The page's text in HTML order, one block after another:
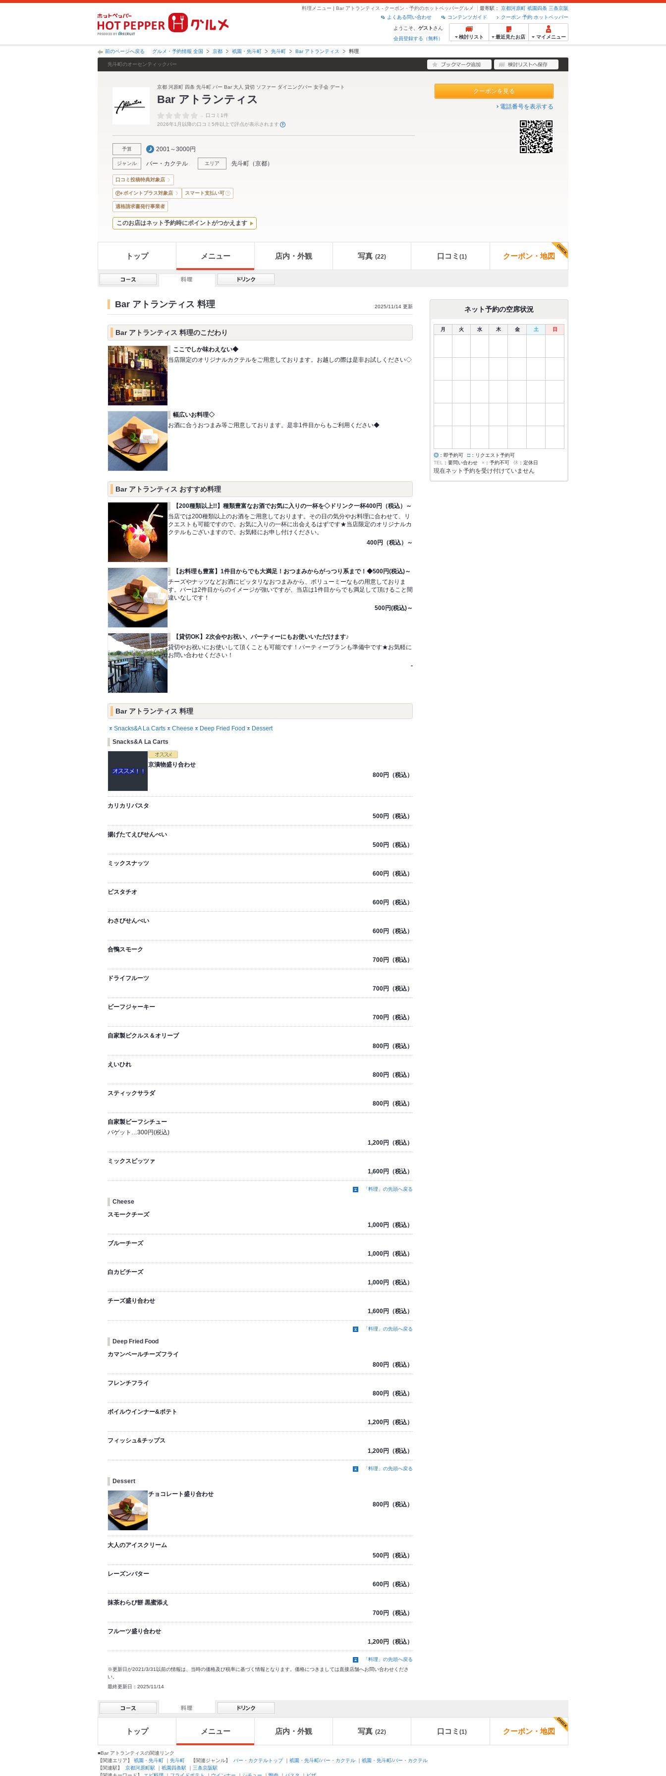
料理メニュー | Bar アトランティス - クーポン・予約のホットペッパーグルメ 最寄駅： 京都河原町 祇園四条 三条京阪
クーポン 予約 ホットペッパー
コンテンツガイド
よくある問い合わせ
ようこそ、 ゲスト さん
会員登録する（無料）
検討リスト 最近見たお店 マイメニュー
前のページへ戻る グルメ・予約情報 全国 京都 祇園・先斗町 先斗町 Bar アトランティス 料理
先斗町のオーセンティックバー
京都 河原町 四条 先斗町 バー Bar 大人 貸切 ソファー ダイニングバー 女子会 デート
Bar アトランティス
-
口コミ1件
2026年1月以降の口コミ5件以上で評点が表示されます
予算 2001～3000円
ジャンル バー・カクテル エリア 先斗町 （京都）
クーポンを見る
電話番号を表示する
口コミ投稿特典対象店
ポイントプラス対象店 スマート支払い可
適格請求書発行事業者
このお店はネット予約時にポイントがつかえます
トップ メニュー 店内・外観 写真 (22) 口コミ (1) クーポン・地図
Bar アトランティス 料理 2025/11/14 更新
Bar アトランティス 料理のこだわり
ここでしか味わえない◆
当店限定のオリジナルカクテルをご用意しております。お越しの際は是非お試しください◇
幅広いお料理◇
お酒に合うおつまみ等ご用意しております。是非1件目からもご利用ください◆
Bar アトランティス おすすめ料理
【200種類以上!!】種類豊富なお酒でお気に入りの一杯を◇ドリンク一杯400円（税込）～
当店では200種類以上のお酒をご用意しております。その日の気分やお料理に合わせて、リ
クエストも可能ですので、お気に入りの一杯に出会えるはずです★当店限定のオリジナルカ
クテルもございますので、お気軽にお申し付けください。
400円（税込）～
【お料理も豊富】1件目からでも大満足！おつまみからがっつり系まで！◆500円(税込)～
チーズやナッツなどお酒にピッタリなおつまみから、ボリューミーなもの用意しておりま
す。バーは2件目からのイメージが強いですが、当店は1件目からでも満足して頂けること間
違いなしです！
500円(税込)～
【貸切OK】2次会やお祝い、パーティーにもお使いいただけます♪
貸切やお祝いにお使いして頂くことも可能です！パーティープランも準備中です★お気軽に
お問い合わせください！
-
Bar アトランティス 料理
Snacks&A La Carts Cheese Deep Fried Food
Dessert
Snacks&A La Carts
京漬物盛り合わせ
800円（税込）
カリカリパスタ
500円（税込）
揚げたてえびせんべい
500円（税込）
ミックスナッツ
600円（税込）
ピスタチオ
600円（税込）
わさびせんべい
600円（税込）
合鴨スモーク
700円（税込）
ドライフルーツ
700円（税込）
ビーフジャーキー
700円（税込）
自家製ピクルス＆オリーブ
800円（税込）
えいひれ
800円（税込）
スティックサラダ
800円（税込）
自家製ビーフシチュー
バゲット…300円(税込)
1,200円（税込）
ミックスピッツァ
1,600円（税込）
「料理」の先頭へ戻る
Cheese
スモークチーズ
1,000円（税込）
ブルーチーズ
1,000円（税込）
白カビチーズ
1,000円（税込）
チーズ盛り合わせ
1,600円（税込）
「料理」の先頭へ戻る
Deep Fried Food
カマンベールチーズフライ
800円（税込）
フレンチフライ
800円（税込）
ボイルウインナー&ポテト
1,200円（税込）
フィッシュ&チップス
1,200円（税込）
「料理」の先頭へ戻る
Dessert
チョコレート盛り合わせ
800円（税込）
大人のアイスクリーム
500円（税込）
レーズンバター
600円（税込）
抹茶わらび餅 黒蜜添え
700円（税込）
フルーツ盛り合わせ
1,200円（税込）
「料理」の先頭へ戻る
※更新日が2021/3/31以前の情報は、当時の価格及び税率に基づく情報となります。価格につきましては直接店舗へお問い合わせくださ
い。
最終更新日：2025/11/14
ネット予約の空席状況
月 火 水 木 金 土 日
◎ ：即予約可 □ ：リクエスト予約可
TEL
：要問い合わせ × ：予約不可 休 ：定休日
現在ネット予約を受け付けていません
トップ メニュー 店内・外観 写真 (22) 口コミ (1) クーポン・地図
■Bar アトランティスの関連リンク
【関連エリア】 祇園・先斗町 ｜ 先斗町 【関連ジャンル】 バー・カクテルトップ｜ 祇園・先斗町/バー・カクテル ｜ 祇園・先斗町/バー・カクテル
【関連駅】 京都河原町駅 ｜ 祇園四条駅 ｜ 三条京阪駅